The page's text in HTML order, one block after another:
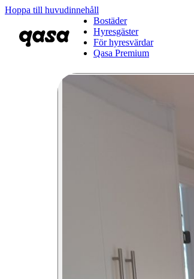
Hoppa till huvudinnehåll
Bostäder
Hyresgäster
För hyresvärdar
Qasa Premium